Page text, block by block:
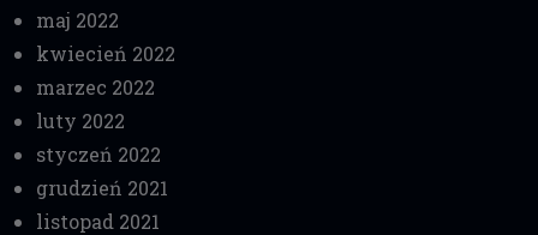
maj 2022
kwiecień 2022
marzec 2022
luty 2022
styczeń 2022
grudzień 2021
listopad 2021